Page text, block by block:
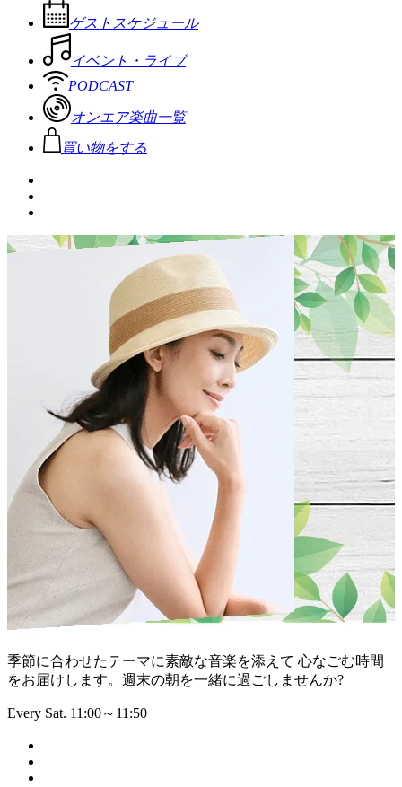
ゲストスケジュール
イベント・ライブ
PODCAST
オンエア楽曲一覧
買い物をする
季節に合わせたテーマに素敵な音楽を添えて 心なごむ時間
をお届けします。週末の朝を一緒に過ごしませんか?
Every Sat. 11:00～11:50